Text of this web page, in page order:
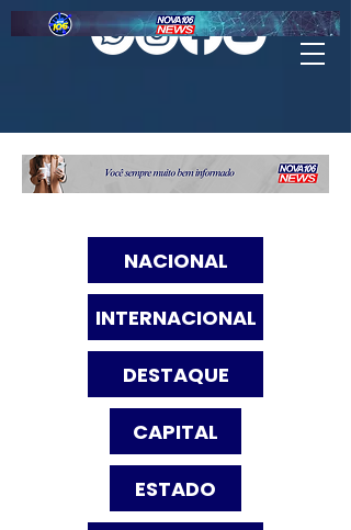
NACIONAL
INTERNACIONAL
DESTAQUE
CAPITAL
ESTADO